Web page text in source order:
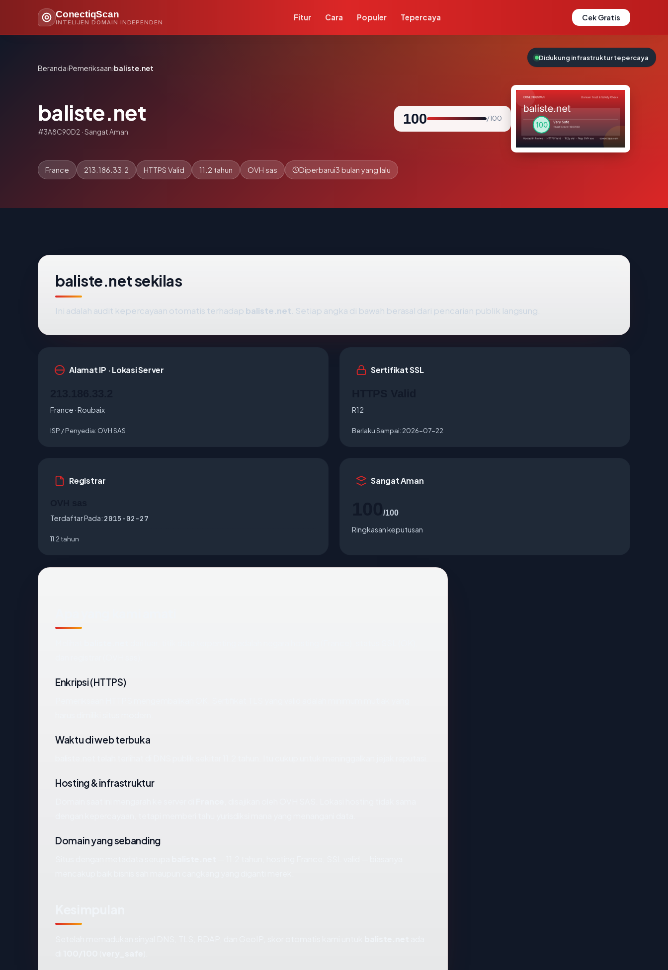
ConectiqScan
INTELIJEN DOMAIN INDEPENDEN
Fitur Cara Populer Tepercaya Cek Gratis
Beranda›Pemeriksaan›baliste.net
baliste.net
#3A8C90D2 · Sangat Aman
100 / 100
France 213.186.33.2 HTTPS Valid 11.2 tahun OVH sas Diperbarui3 bulan yang lalu
baliste.net sekilas
Ini adalah audit kepercayaan otomatis terhadap baliste.net . Setiap angka di bawah berasal dari pencarian publik langsung.
Alamat IP · Lokasi Server
France · Roubaix
ISP / Penyedia: OVH SAS
Sertifikat SSL
R12
Berlaku Sampai: 2026-07-22
Registrar
Terdaftar Pada: 2015-02-27
11.2 tahun
Sangat Aman
/100
Ringkasan keputusan
Enkripsi (HTTPS)
Waktu di web terbuka
Hosting & infrastruktur
Domain yang sebanding
Didukung infrastruktur tepercaya